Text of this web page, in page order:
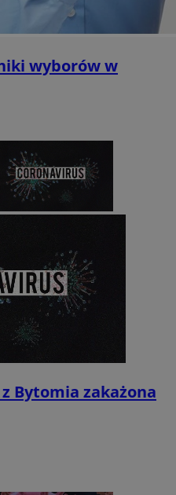
wyborów w
Bytomia zakażona